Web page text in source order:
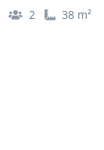
2 38 m²